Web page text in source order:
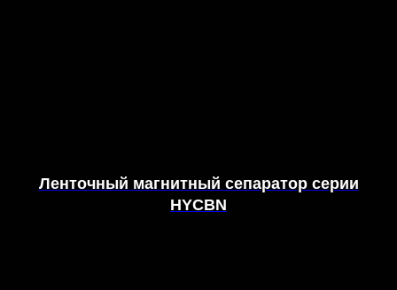
Ленточный магнитный сепаратор серии
HYCBN